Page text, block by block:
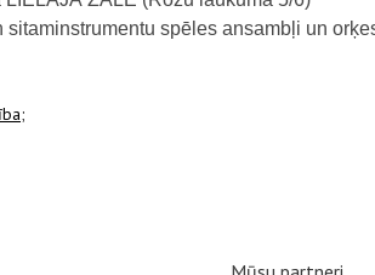
spēles ansambļi un